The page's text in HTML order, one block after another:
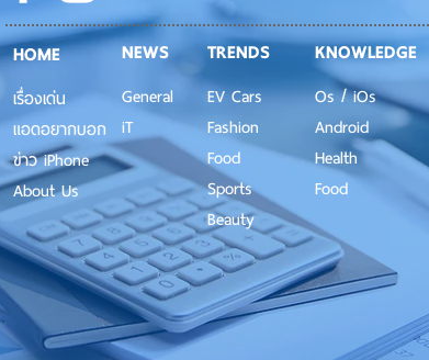
HOME
เรื่องเด่น
แอดอยากบอก
ข่าว iPhone
About Us
NEWS
General
iT
TRENDS
EV Cars
Fashion
Food
Sports
Beauty
KNOWLEDGE
Os / iOs
Android
Health
Food